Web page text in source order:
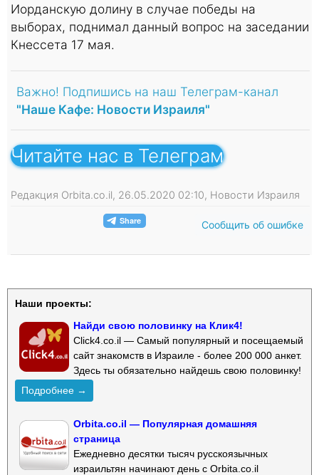
Иорданскую долину в случае победы на
выборах, поднимал данный вопрос на заседании
Кнессета 17 мая.
Важно! Подпишись на наш Телеграм-канал
"Наше Кафе: Новости Израиля"
Читайте нас в Телеграм
Редакция Orbita.co.il, 26.05.2020 02:10, Новости Израиля
Сообщить об ошибке
Наши проекты:
Найди свою половинку на Клик4!
Click4.co.il — Самый популярный и посещаемый
сайт знакомств в Израиле - более 200 000 анкет.
Здесь ты обязательно найдешь свою половинку!
Подробнее →
Orbita.co.il — Популярная домашняя
страница
Ежедневно десятки тысяч русскоязычных
израильтян начинают день с Orbita.co.il